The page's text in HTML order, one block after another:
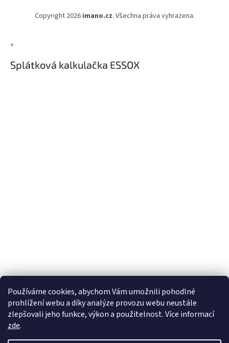
Používáme cookies, abychom Vám umožnili pohodlné
prohlížení webu a díky analýze provozu webu neustále
zlepšovali jeho funkce, výkon a použitelnost. Více informací
zde.
Copyright 2026 imano.cz. Všechna práva vyhrazena.
×
Splátková kalkulačka ESSOX